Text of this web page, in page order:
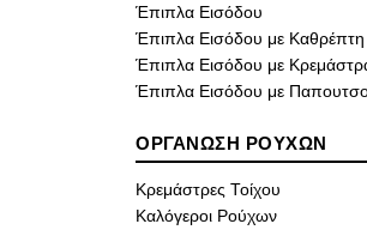
Έπιπλα Εισόδου
Έπιπλα Εισόδου με Καθρέπτη
Έπιπλα Εισόδου με
Έπιπλα Εισόδου με
ΟΡΓΑΝΩΣΗ ΡΟΥΧΩΝ
Κρεμάστρες Τοίχου
Καλόγεροι Ρούχων